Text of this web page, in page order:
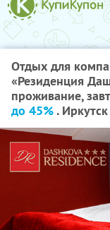
Отдых для
«Резиденция
проживание,
до 45%. Иркутск